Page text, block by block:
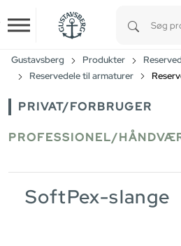
Skip to main content
Gustavsberg Produkter
Reservedele til armaturer
PRIVAT/FORBRUGER
PROFESSIONEL/
SoftPex-slange